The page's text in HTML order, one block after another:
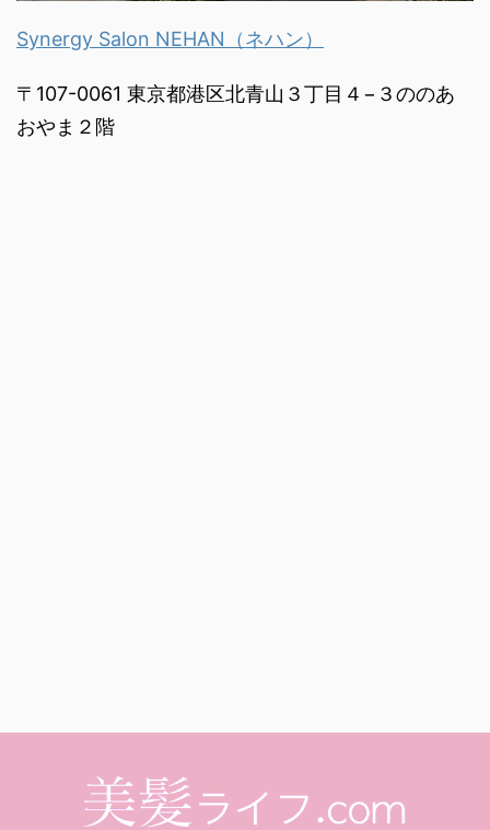
Synergy Salon NEHAN（ネハン）
〒107-0061 東京都港区北青山３丁目４−３ののあ
おやま２階